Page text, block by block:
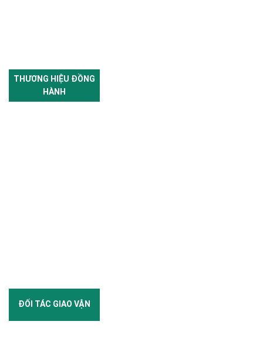
THƯƠNG HIỆU ĐỒNG
HÀNH
ĐỐI TÁC GIAO VẬN